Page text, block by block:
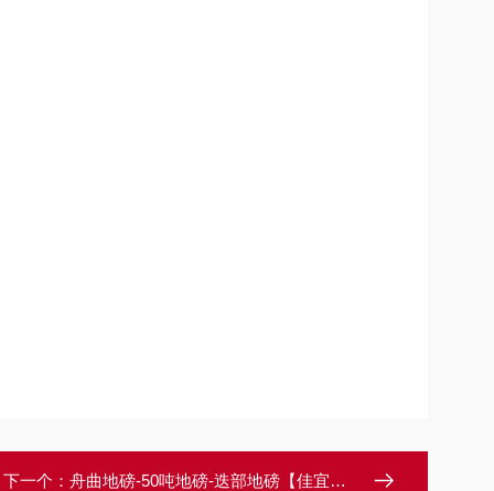
下一个： 舟曲地磅-50吨地磅-迭部地磅【佳宜电子】